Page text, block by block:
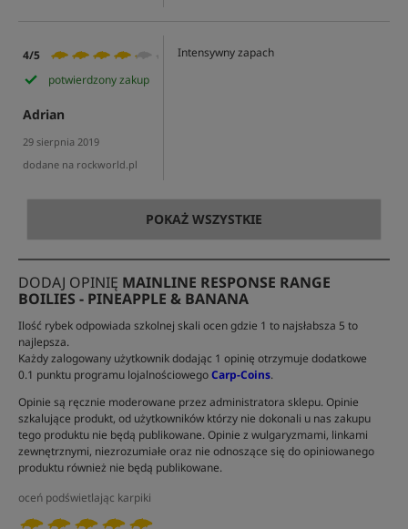
4/5
potwierdzony zakup
Adrian
29 sierpnia 2019
dodane na rockworld.pl
Intensywny zapach
POKAŻ WSZYSTKIE
DODAJ OPINIĘ MAINLINE RESPONSE RANGE
BOILIES - PINEAPPLE & BANANA
Ilość rybek odpowiada szkolnej skali ocen gdzie 1 to najsłabsza 5 to
najlepsza.
Każdy zalogowany użytkownik dodając 1 opinię otrzymuje dodatkowe
0.1 punktu programu lojalnościowegoCarp-Coins.
Opinie są ręcznie moderowane przez administratora sklepu. Opinie
szkalujące produkt, od użytkowników którzy nie dokonali u nas zakupu
tego produktu nie będą publikowane. Opinie z wulgaryzmami, linkami
zewnętrznymi, niezrozumiałe oraz nie odnoszące się do opiniowanego
produktu również nie będą publikowane.
oceń podświetlając karpiki